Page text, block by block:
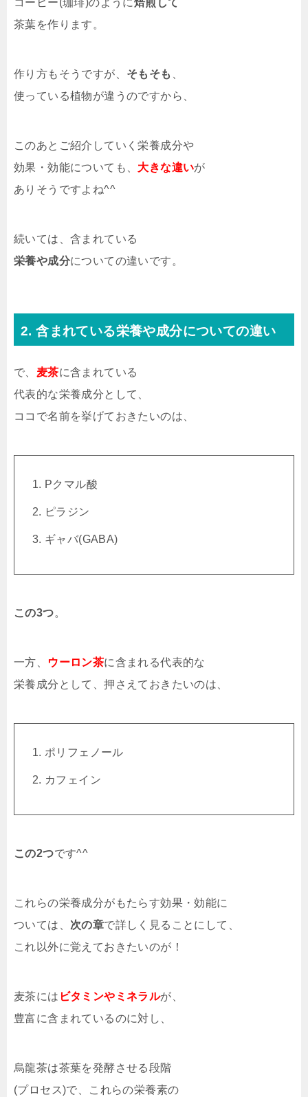
コーヒー(珈琲)のように焙煎して
茶葉を作ります。
作り方もそうですが、 そもそも
使っている植物が違うのですから、
このあとご紹介していく栄養成分や
効果・効能についても、 大きな違いが
ありそうですよね^^
続いては、含まれている
栄養や成分についての違いです。
2. 含まれている栄養や成分についての違い
で、 麦茶に含まれている
代表的な栄養成分として、
ココで名前を挙げておきたいのは、
Pクマル酸
ピラジン
ギャバ(GABA)
この3つ。
一方、 ウーロン茶に含まれる代表的な
栄養成分として、押さえておきたいのは、
ポリフェノール
カフェイン
この2つです^^
これらの栄養成分がもたらす効果・効能に
ついては、 次の章で詳しく見ることにして、
これ以外に覚えておきたいのが！
麦茶には ビタミンやミネラルが、
豊富に含まれているのに対し、
烏龍茶は茶葉を発酵させる段階
(プロセス)で、これらの栄養素の